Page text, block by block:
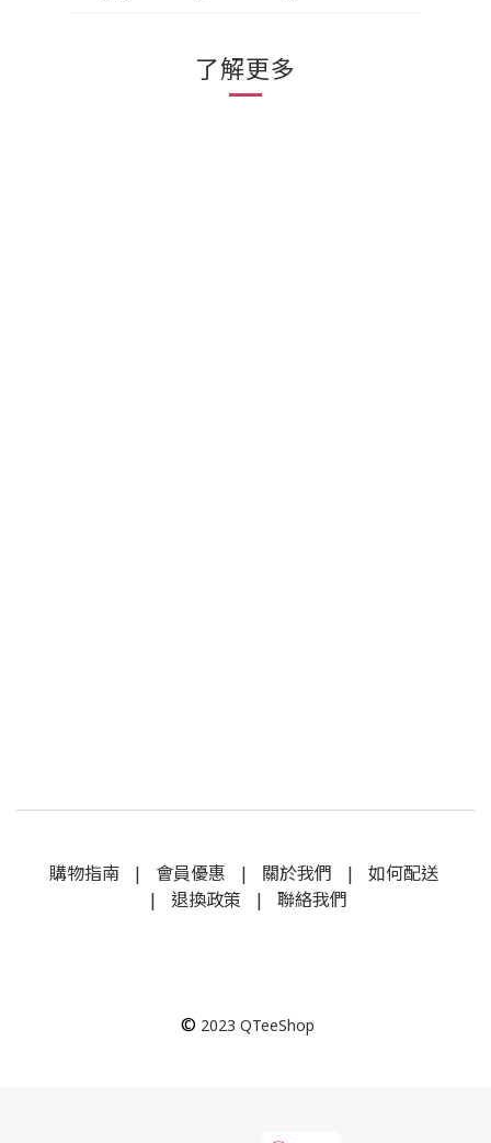
了解更多
購物指南| 會員優惠 | 關於我們 | 如何配送
| 退換政策 | 聯絡我們
© 2023 QTeeShop